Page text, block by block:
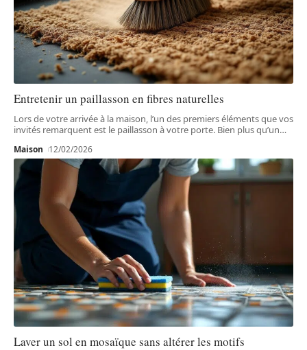
Entretenir un paillasson en fibres naturelles
Lors de votre arrivée à la maison, l’un des premiers éléments que vos
invités remarquent est le paillasson à votre porte. Bien plus qu’un…
Maison 12/02/2026
Laver un sol en mosaïque sans altérer les motifs